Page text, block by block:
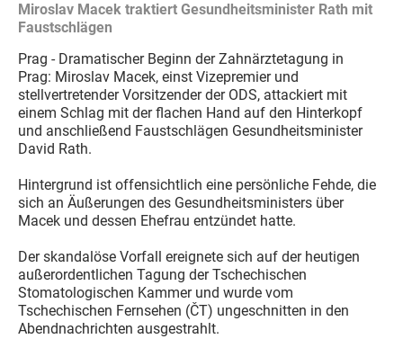
Miroslav Macek traktiert Gesundheitsminister Rath mit
Faustschlägen
Prag - Dramatischer Beginn der Zahnärztetagung in
Prag: Miroslav Macek, einst Vizepremier und
stellvertretender Vorsitzender der ODS, attackiert mit
einem Schlag mit der flachen Hand auf den Hinterkopf
und anschließend Faustschlägen Gesundheitsminister
David Rath.
Hintergrund ist offensichtlich eine persönliche Fehde, die
sich an Äußerungen des Gesundheitsministers über
Macek und dessen Ehefrau entzündet hatte.
Der skandalöse Vorfall ereignete sich auf der heutigen
außerordentlichen Tagung der Tschechischen
Stomatologischen Kammer und wurde vom
Tschechischen Fernsehen (ČT) ungeschnitten in den
Abendnachrichten ausgestrahlt.